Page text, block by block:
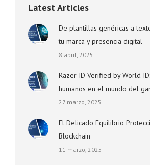
Latest Articles
De plantillas genéricas a
tu marca y presencia digital
8 abril, 2025
Razer ID Verified by World
humanos en el mundo del
27 marzo, 2025
El Delicado Equilibrio
Blockchain
11 marzo, 2025